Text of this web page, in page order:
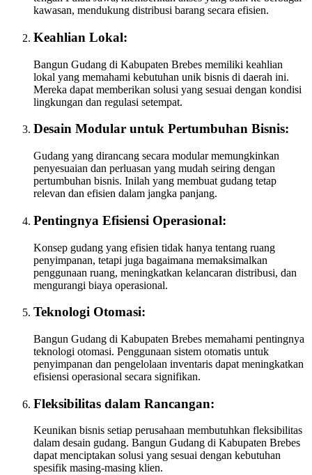
kawasan, mendukung distribusi barang secara efisien.
Keahlian Lokal:
Bangun Gudang di Kabupaten Brebes memiliki keahlian
lokal yang memahami kebutuhan unik bisnis di daerah ini.
Mereka dapat memberikan solusi yang sesuai dengan kondisi
lingkungan dan regulasi setempat.
Desain Modular untuk Pertumbuhan Bisnis:
Gudang yang dirancang secara modular memungkinkan
penyesuaian dan perluasan yang mudah seiring dengan
pertumbuhan bisnis. Inilah yang membuat gudang tetap
relevan dan efisien dalam jangka panjang.
Pentingnya Efisiensi Operasional:
Konsep gudang yang efisien tidak hanya tentang ruang
penyimpanan, tetapi juga bagaimana memaksimalkan
penggunaan ruang, meningkatkan kelancaran distribusi, dan
mengurangi biaya operasional.
Teknologi Otomasi:
Bangun Gudang di Kabupaten Brebes memahami pentingnya
teknologi otomasi. Penggunaan sistem otomatis untuk
penyimpanan dan pengelolaan inventaris dapat meningkatkan
efisiensi operasional secara signifikan.
Fleksibilitas dalam Rancangan:
Keunikan bisnis setiap perusahaan membutuhkan fleksibilitas
dalam desain gudang. Bangun Gudang di Kabupaten Brebes
dapat menciptakan solusi yang sesuai dengan kebutuhan
spesifik masing-masing klien.